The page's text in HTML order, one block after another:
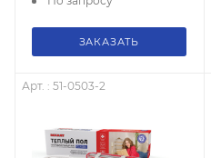
ЗАКАЗАТЬ
Арт. : 51-0503-2